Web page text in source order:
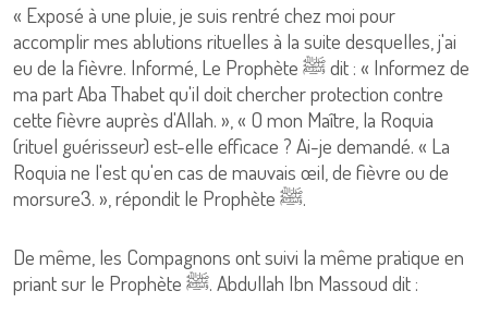
« Exposé à une pluie, je suis rentré chez moi pour
accomplir mes ablutions rituelles à la suite desquelles, j'ai
eu de la fièvre. Informé, Le Prophète ﷺ dit : « Informez de
ma part Aba Thabet qu'il doit chercher protection contre
cette fièvre auprès d'Allah. », « O mon Maître, la Roquia
(rituel guérisseur) est-elle efficace ? Ai-je demandé. « La
Roquia ne l'est qu'en cas de mauvais œil, de fièvre ou de
morsure3. », répondit le Prophète ﷺ.
De même, les Compagnons ont suivi la même pratique en
priant sur le Prophète ﷺ. Abdullah Ibn Massoud dit :